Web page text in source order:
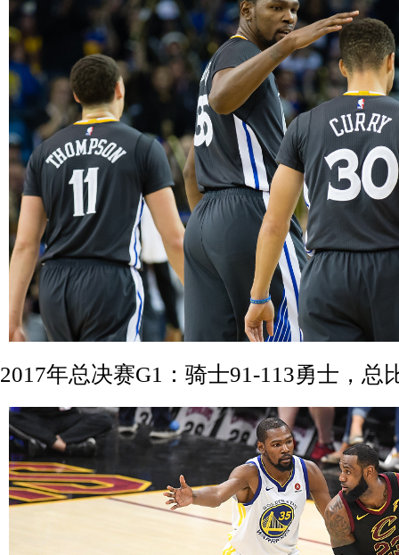
2017年总决赛G1：骑士91-113勇士，总